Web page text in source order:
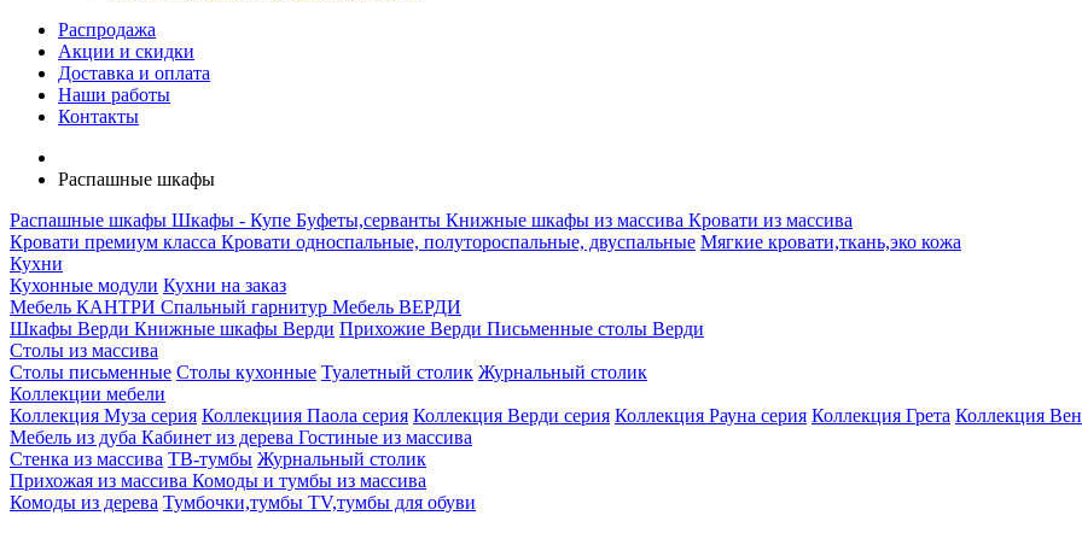
Распродажа
Акции и скидки
Доставка и оплата
Наши работы
Контакты
Распашные шкафы
Распашные шкафы Шкафы - Купе Буфеты,серванты Книжные шкафы из массива Кровати из массива
Кровати премиум класса Кровати односпальные, полутороспальные, двуспальные Мягкие кровати,ткань,эко кожа
Кухни
Кухонные модули Кухни на заказ
Мебель КАНТРИ Спальный гарнитур Мебель ВЕРДИ
Шкафы Верди Книжные шкафы Верди Прихожие Верди Письменные столы Верди
Столы из массива
Столы письменные Столы кухонные Туалетный столик Журнальный столик
Коллекции мебели
Коллекция Муза серия Коллекциия Паола серия Коллекция Верди серия Коллекция Рауна серия Коллекция Грета Коллекция
Мебель из дуба Кабинет из дерева Гостиные из массива
Стенка из массива ТВ-тумбы Журнальный столик
Прихожая из массива Комоды и тумбы из массива
Комоды из дерева Тумбочки,тумбы TV,тумбы для обуви